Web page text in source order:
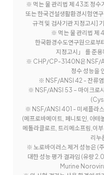
※ 먹는 물 관리법 제 43조 정수
또는 한국건설생활환경시험연
규격 및 검사기관 지정고시]
※ 먹는 물 관리법 제
한국환경수도연구원으로부
지정고시」 를 준용
※ CHP/CP-3140N은 NSF/
정수 성능을
※ NSF/ANSI 42 - 잔류염
※ NSF/ANSI 53 – 마이크로
※ NSF/ANSI 401 - 미세플라스
(메프로바메이트, 페니토인, 아테
메톨라클로르, 트리메소프림,이
리누
※ 노로바이러스 제거 성능은 (
대한 성능 평가 결과임 (유량
Murine